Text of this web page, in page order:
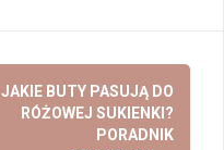
JAKIE BUTY PASUJĄ DO
RÓŻOWEJ SUKIENKI?
PORADNIK